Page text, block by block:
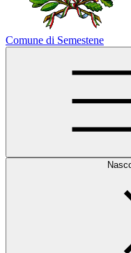
Comune di Semestene